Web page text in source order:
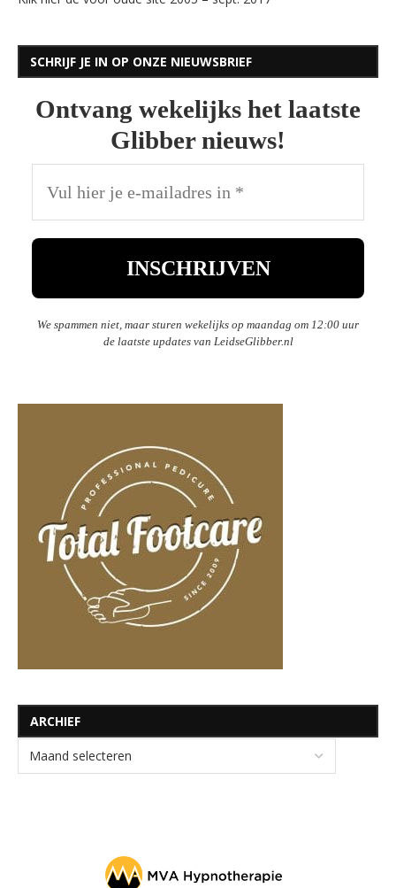
SCHRIJF JE IN OP ONZE NIEUWSBRIEF
Ontvang wekelijks het laatste
Glibber nieuws!
We spammen niet, maar sturen wekelijks op maandag om 12:00 uur
de laatste updates van LeidseGlibber.nl
ARCHIEF